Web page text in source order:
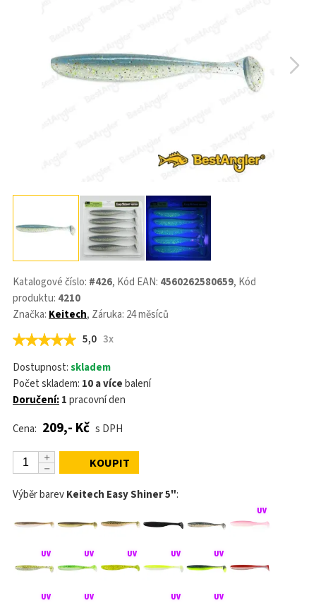
Katalogové číslo: #426, Kód EAN: 4560262580659, Kód
produktu: 4210
Značka: Keitech, Záruka: 24 měsíců
5,0 3x
Dostupnost:skladem
Počet skladem: 10 a vícebalení
Doručení:1pracovní den
Cena: 209,- Kč s DPH
KOUPIT
Výběr barevKeitech Easy Shiner 5":